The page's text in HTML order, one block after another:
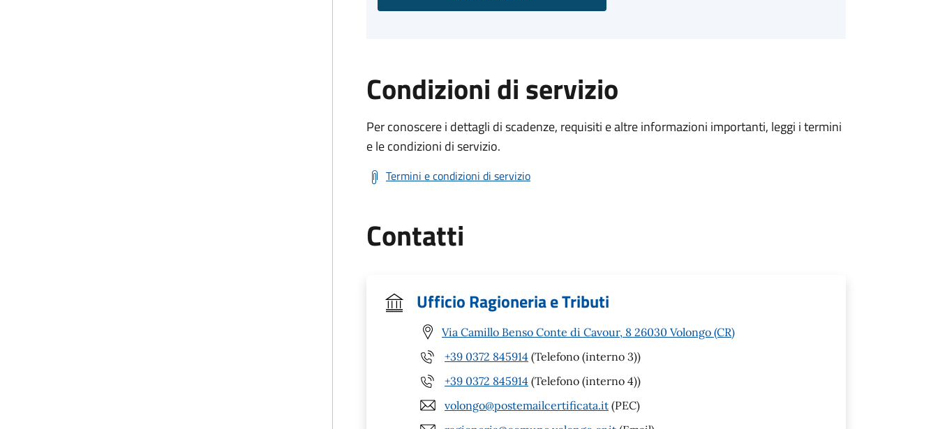
Condizioni di servizio
Per conoscere i dettagli di scadenze, requisiti e altre informazioni importanti, leggi i termini
e le condizioni di servizio.
Termini e condizioni di servizio
Contatti
Ufficio Ragioneria e Tributi
Via Camillo Benso Conte di Cavour, 8 26030 Volongo (CR)
+39 0372 845914 (Telefono (interno 3))
+39 0372 845914 (Telefono (interno 4))
volongo@postemailcertificata.it (PEC)